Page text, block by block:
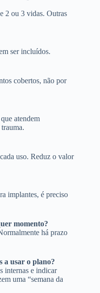
2 ou 3 vidas. Outras
ser incluídos.
cobertos, não por
atendem
uso. Reduz o valor
implantes, é preciso
momento?
há prazo
a usar o plano?
internas e indicar
uma “semana da